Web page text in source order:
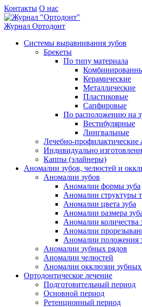
Контакты О нас
Журнал Ортодонт
Системы выравнивания зубов
Брекеты
По типу материала
Керамические
Металлические
Пластиковые
Сапфировые
По расположению на
Вестибулярные
Лингвальные
Лечебно-профилактические
Индивидуально
Каппы (элайнеры)
Аномалии зубов, челюстей и
Аномалии зубов
Аномалии формы зуба
Аномалии структуры
Аномалии цвета зуба
Аномалии размера
Аномалии количества
Аномалии
Аномалии положения
Аномалии зубных рядов
Аномалии челюстей
Аномалии окклюзии зубных
Ортодонтическое лечение
Подготовительный период
Основной период
Ретенционный период